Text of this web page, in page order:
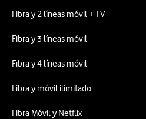
Fibra y 2 líneas móvil + TV
Fibra y 3 líneas móvil
Fibra y 4 líneas móvil
Fibra y móvil ilimitado
Fibra Móvil y Netflix